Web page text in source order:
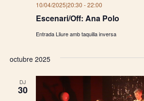
Escenari/Off: Ana Polo
10/04/2025|20:30 -22:00
Entrada Lliure amb taquilla inversa
octubre 2025
DJ
30